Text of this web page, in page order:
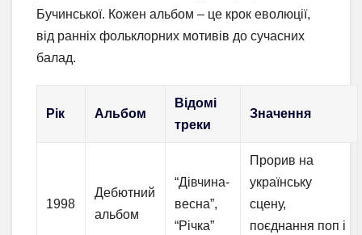
Бучинської. Кожен альбом – це крок еволюції,
від ранніх фольклорних мотивів до сучасних
балад.
Рік Альбом
Відомі
треки
Значення
1998
Дебютний
альбом
“Дівчина-
весна”,
“Річка”
Прорив на
українську
сцену,
поєднання поп і